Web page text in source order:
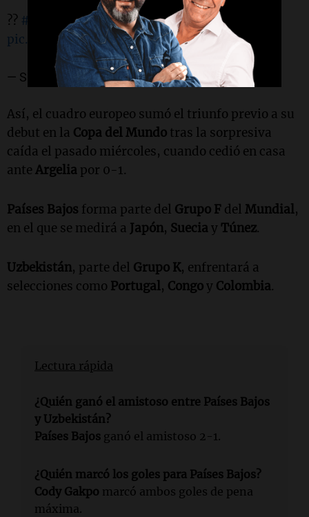
?? #DisneyPlusPlan Premium
pic.twitter.com/lVJcfiOaqV
— SportsCenter (@SC_ESPN)June 8, 2026
Así, el cuadro europeo sumó el triunfo previo a su
debut en la Copa del Mundo tras la sorpresiva
caída el pasado miércoles, cuando cedió en casa
ante Argelia por 0-1.
Países Bajos forma parte del Grupo F del Mundial,
en el que se medirá a Japón, Suecia y Túnez.
Uzbekistán, parte del Grupo K, enfrentará a
selecciones como Portugal, Congoy Colombia.
Lectura rápida
¿Quién ganó el amistoso entre Países Bajos
y Uzbekistán?
Países Bajos ganó el amistoso 2-1.
¿Quién marcó los goles para Países Bajos?
Cody Gakpo marcó ambos goles de pena
máxima.